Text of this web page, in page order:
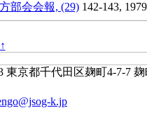
部会会報, (29) 142-143, 1979
京都千代田区麹町4-7-7
k.jp